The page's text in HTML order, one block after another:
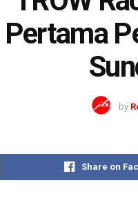
Pertama
by
Share on